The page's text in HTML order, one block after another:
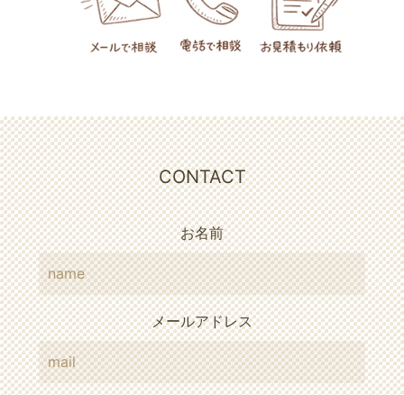
CONTACT
お名前
メールアドレス